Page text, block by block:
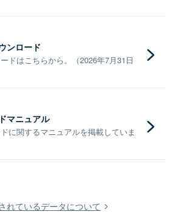
ンロード
ドはこちらから。（2026年7月31日
マニュアル
に関するマニュアルを掲載していま
れているデータについて